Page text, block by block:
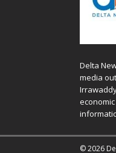
Delta
media
© 2026